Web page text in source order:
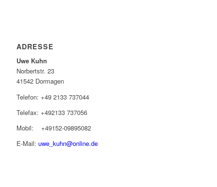
ADRESSE
Uwe Kuhn
Norbertstr. 23
41542 Dormagen
Telefon: +49 2133 737044
Telefax: +492133 737056
Mobil: +49152-09895082
E-Mail: uwe_kuhn@online.de